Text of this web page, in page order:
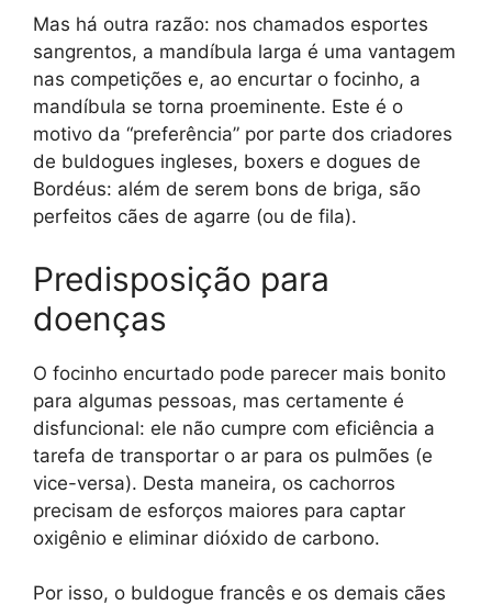
Mas há outra razão: nos chamados esportes
sangrentos, a mandíbula larga é uma vantagem
nas competições e, ao encurtar o focinho, a
mandíbula se torna proeminente. Este é o
motivo da “preferência” por parte dos criadores
de buldogues ingleses, boxers e dogues de
Bordéus: além de serem bons de briga, são
perfeitos cães de agarre (ou de fila).
Predisposição para
doenças
O focinho encurtado pode parecer mais bonito
para algumas pessoas, mas certamente é
disfuncional: ele não cumpre com eficiência a
tarefa de transportar o ar para os pulmões (e
vice-versa). Desta maneira, os cachorros
precisam de esforços maiores para captar
oxigênio e eliminar dióxido de carbono.
Por isso, o buldogue francês e os demais cães